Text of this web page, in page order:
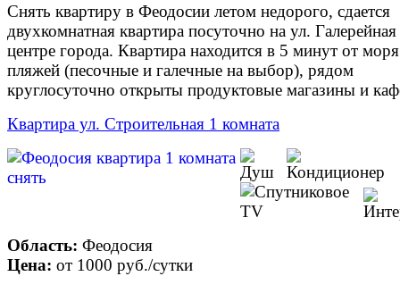
Снять квартиру в Феодосии летом недорого, сдается
двухкомнатная квартира посуточно на ул. Галерейная
центре города. Квартира находится в 5 минут от
пляжей (песочные и галечные на выбор), рядом
круглосуточно открыты продуктовые магазины и
Квартира ул. Строительная 1 комната
Область: Феодосия
Цена: от 1000 руб./сутки